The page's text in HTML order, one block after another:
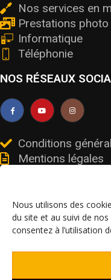
Nous utilisons des
du site et au suivi de
consentez à l’utilisation
Nos services en
Prestations
Informatique
Téléphonie
NOS RÉSEAUX
Conditions
Mentions légales